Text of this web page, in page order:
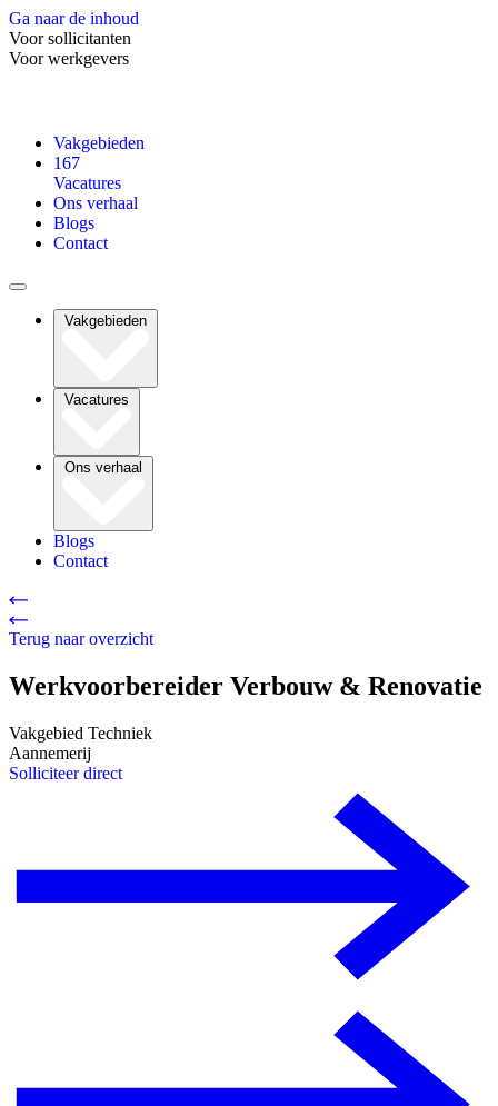
Ga naar de inhoud
Voor sollicitanten
Voor werkgevers
Vakgebieden
167
Vacatures
Ons verhaal
Blogs
Contact
Vakgebieden
Vacatures
Ons verhaal
Blogs
Contact
Terug naar overzicht
Werkvoorbereider Verbouw & Renovatie
Vakgebied Techniek
Aannemerij
Solliciteer direct